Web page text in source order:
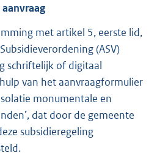
met artikel 5, eerste lid,
(ASV)
schriftelijk of digitaal
van het aanvraagformulier
monumentale en
dat door de gemeente
subsidieregeling